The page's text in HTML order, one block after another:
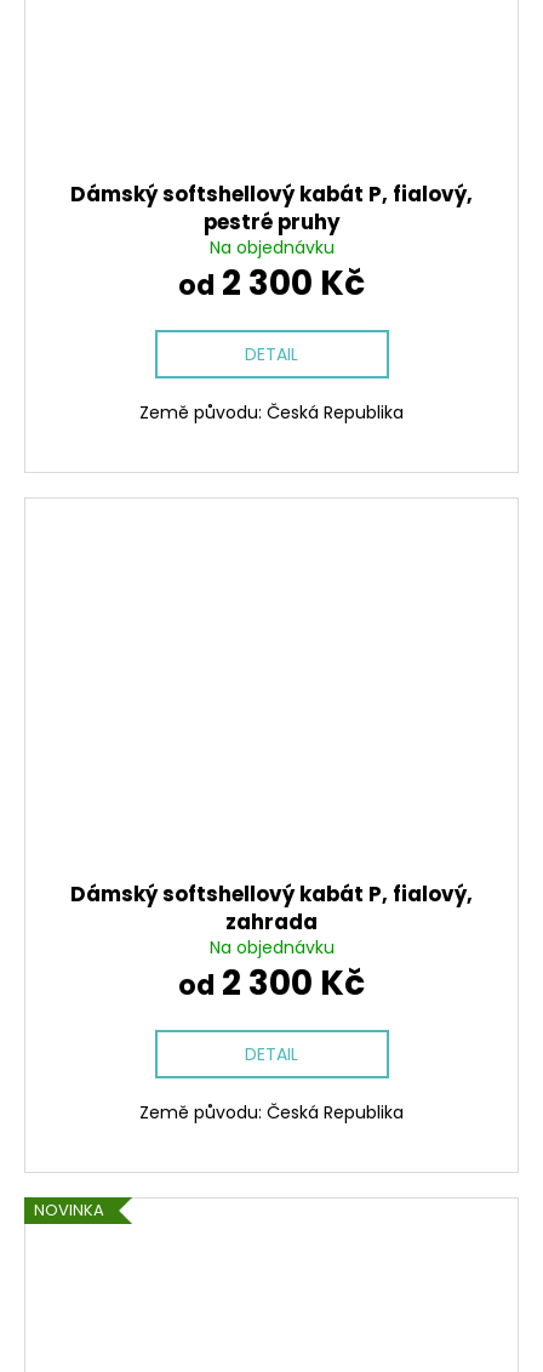
Dámský softshellový kabát P, fialový,
pestré pruhy
Na objednávku
od 2 300 Kč
DETAIL
Země původu: Česká Republika
Dámský softshellový kabát P, fialový,
zahrada
Na objednávku
od 2 300 Kč
DETAIL
Země původu: Česká Republika
NOVINKA